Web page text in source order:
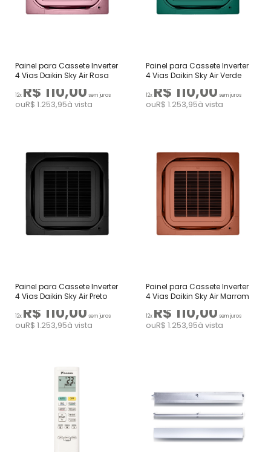
Painel para Cassete Inverter
4 Vias Daikin Sky Air Rosa
12x R$ 110,00 sem juros
ouR$ 1.253,95à vista
Painel para Cassete Inverter
4 Vias Daikin Sky Air Verde
12x R$ 110,00 sem juros
ouR$ 1.253,95à vista
Painel para Cassete Inverter
4 Vias Daikin Sky Air Preto
12x R$ 110,00 sem juros
ouR$ 1.253,95à vista
Painel para Cassete Inverter
4 Vias Daikin Sky Air Marrom
12x R$ 110,00 sem juros
ouR$ 1.253,95à vista